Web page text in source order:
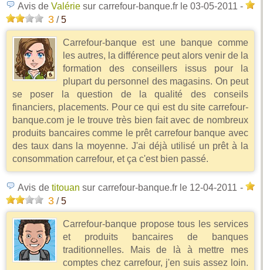
Avis deValérie sur carrefour-banque.frle 03-05-2011 -
3 /5
Carrefour-banque est une banque comme
les autres, la différence peut alors venir de la
formation des conseillers issus pour la
plupart du personnel des magasins. On peut
se poser la question de la qualité des conseils
financiers, placements. Pour ce qui est du site carrefour-
banque.com je le trouve très bien fait avec de nombreux
produits bancaires comme le prêt carrefour banque avec
des taux dans la moyenne. J'ai déjà utilisé un prêt à la
consommation carrefour, et ça c'est bien passé.
Avis de titouan sur carrefour-banque.frle 12-04-2011 -
3 /5
Carrefour-banque propose tous les services
et produits bancaires de banques
traditionnelles. Mais de là à mettre mes
comptes chez carrefour, j'en suis assez loin.